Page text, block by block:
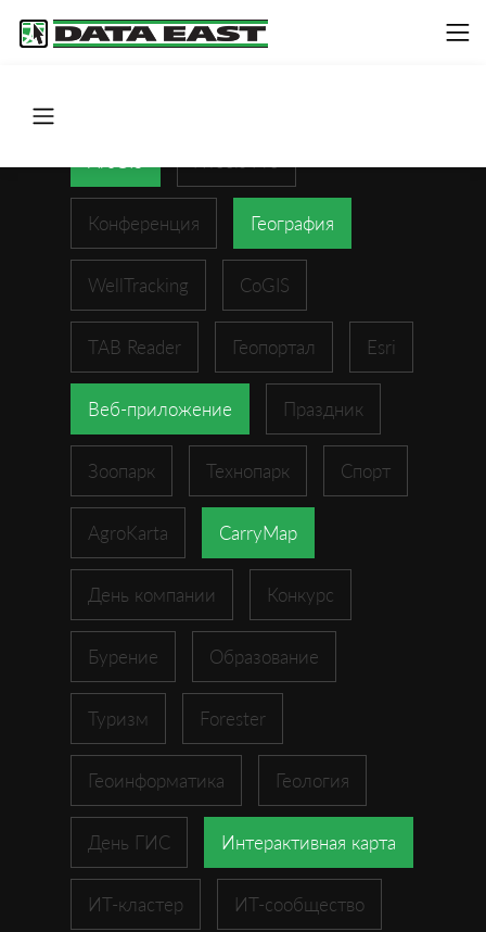
Конференция География
WellTracking CoGIS
TAB Reader Геопортал Esri
Веб-приложение Праздник
Зоопарк Технопарк Спорт
AgroKarta CarryMap
День компании Конкурс
Бурение Образование
Туризм Forester
Геоинформатика Геология
День ГИС Интерактивная карта
ИТ-кластер ИТ-сообщество